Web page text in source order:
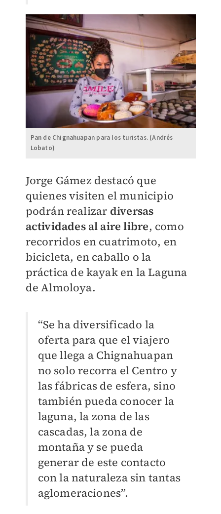
Pan de Chignahuapan para los turistas. (Andrés
Lobato)
Jorge Gámez destacó que
quienes visiten el municipio
podrán realizar diversas
actividades al aire libre, como
recorridos en cuatrimoto, en
bicicleta, en caballo o la
práctica de kayak en la Laguna
de Almoloya.
“Se ha diversificado la
oferta para que el viajero
que llega a Chignahuapan
no solo recorra el Centro y
las fábricas de esfera, sino
también pueda conocer la
laguna, la zona de las
cascadas, la zona de
montaña y se pueda
generar de este contacto
con la naturaleza sin tantas
aglomeraciones”.